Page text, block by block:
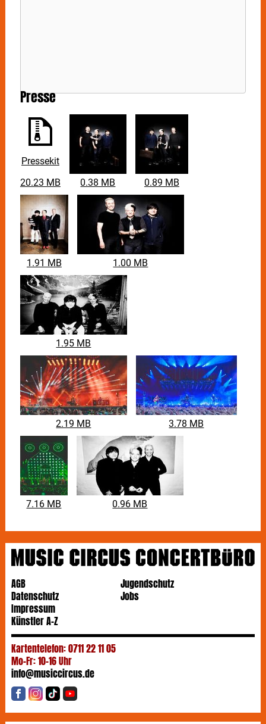
Presse
Pressekit
20.23 MB
0.38 MB 0.89 MB
1.91 MB 1.00 MB
1.95 MB
2.19 MB 3.78 MB
7.16 MB 0.96 MB
AGB
Datenschutz
Impressum
Jugendschutz
Jobs
Künstler A-Z
Kartentelefon: 0711 22 11 05
Mo-Fr: 10-16 Uhr
info@musiccircus.de